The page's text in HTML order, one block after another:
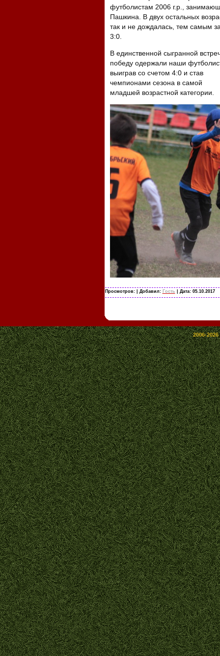
футболистам 2006 г.р.,
Пашкина. В двух остальных
так и не дождалась, тем самым
3:0.
В единственной сыгранной
победу одержали наши
выиграв со счетом 4:0 и став
чемпионами сезона в самой
младшей возрастной категории.
Просмотров: | Добавил: Гость | Дата: 05.10.2017
2006-